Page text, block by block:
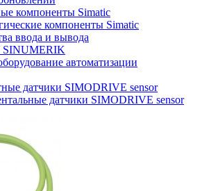
компоненты Simatic
компоненты Simatic
ввода и вывода
автоматизации
датчики SIMODRIVE sensor
датчики SIMODRIVE sensor